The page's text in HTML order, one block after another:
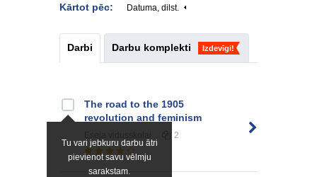
Kārtot pēc: Datuma, dilst.
Darbi Darbu komplekti Izdevīgi!
Tu vari jebkuru darbu ātri
pievienot savu vēlmju
sarakstam.
The road to the 1905
revolution and feminism
2